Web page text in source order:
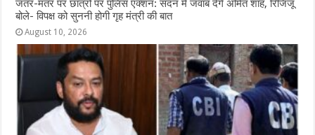
जंतर-मंतर पर छात्रों पर पुलिस एक्शन: सदन में जवाब देंगे अमित शाह, रिजिजू
बोले- विपक्ष को सुननी होगी गृह मंत्री की बात
August 10, 2026